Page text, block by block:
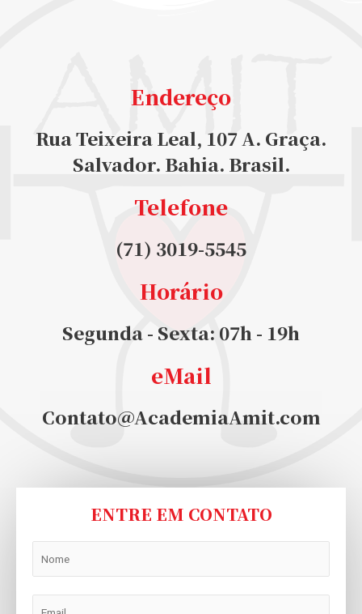
Endereço
Rua Teixeira Leal, 107 A. Graça.
Salvador. Bahia. Brasil.
Telefone
(71) 3019-5545
Horário
Segunda - Sexta: 07h - 19h​
eMail
Contato@AcademiaAmit.com
ENTRE EM CONTATO